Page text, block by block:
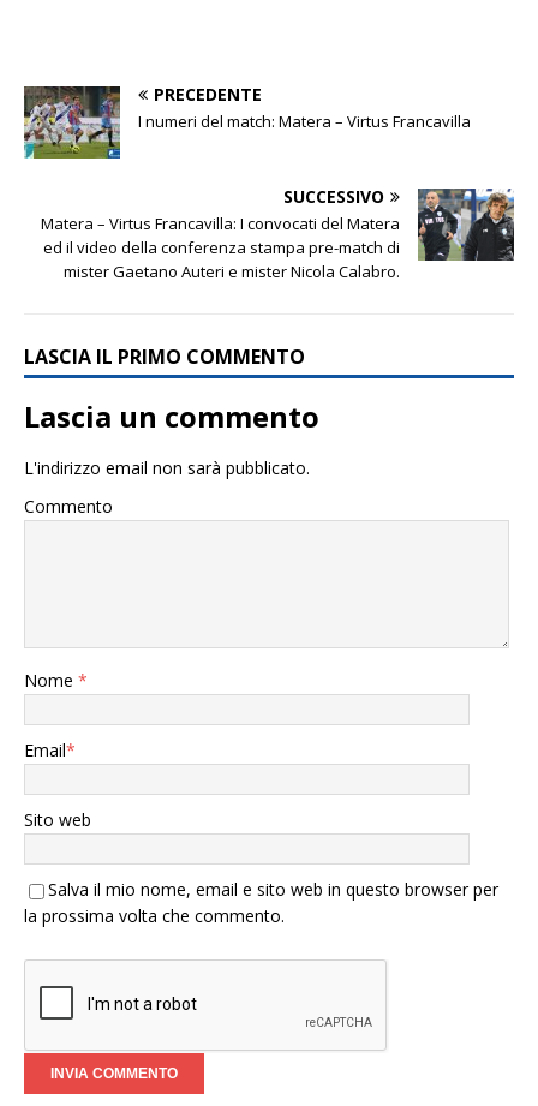
PRECEDENTE
I numeri del match: Matera – Virtus Francavilla
SUCCESSIVO
Matera – Virtus Francavilla: I convocati del Matera
ed il video della conferenza stampa pre-match di
mister Gaetano Auteri e mister Nicola Calabro.
LASCIA IL PRIMO COMMENTO
Lascia un commento
L'indirizzo email non sarà pubblicato.
Commento
Nome *
Email*
Sito web
Salva il mio nome, email e sito web in questo browser per
la prossima volta che commento.